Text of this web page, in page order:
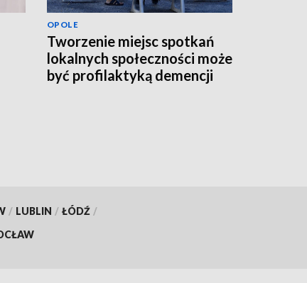
OPOLE
Tworzenie miejsc spotkań
lokalnych społeczności może
być profilaktyką demencji
/ LUBLIN / ŁÓDŹ /